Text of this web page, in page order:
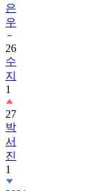
은
우
26
수
지
1
27
박
서
진
1